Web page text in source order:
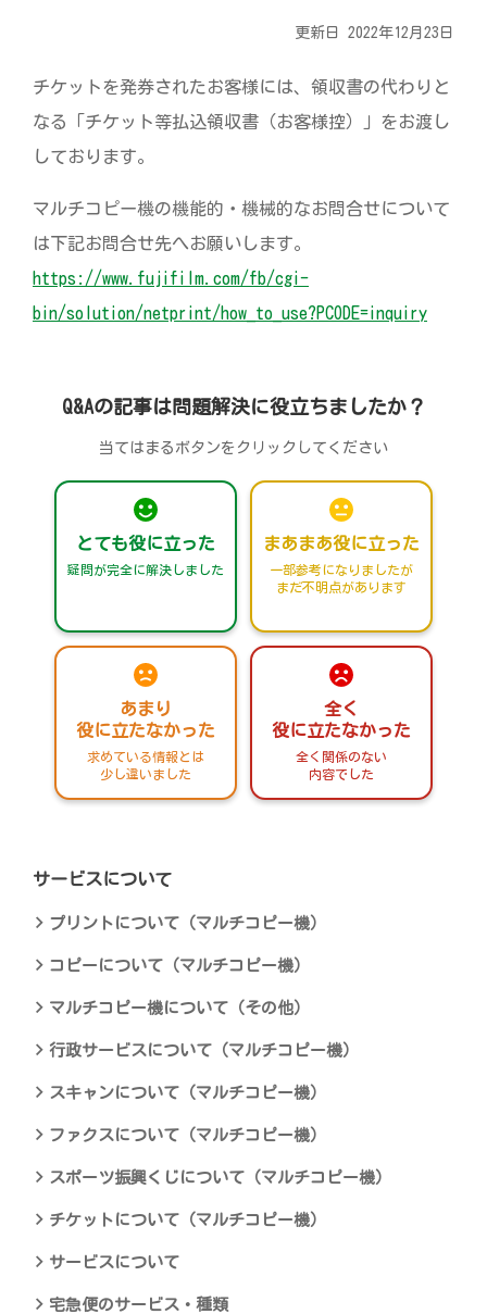
更新日 2022年12月23日
チケットを発券されたお客様には、領収書の代わりと
なる「チケット等払込領収書（お客様控）」をお渡し
しております。
マルチコピー機の機能的・機械的なお問合せについて
は下記お問合せ先へお願いします。
https://www.fujifilm.com/fb/cgi-
bin/solution/netprint/how_to_use?PCODE=inquiry
Q&Aの記事は問題解決に役立ちましたか？
当てはまるボタンをクリックしてください
とても役に立った
疑問が完全に解決しました
まあまあ役に立った
一部参考になりましたが
まだ不明点があります
あまり
役に立たなかった
求めている情報とは
少し違いました
全く
役に立たなかった
全く関係のない
内容でした
サービスについて
プリントについて（マルチコピー機）
コピーについて（マルチコピー機）
マルチコピー機について（その他）
行政サービスについて（マルチコピー機）
スキャンについて（マルチコピー機）
ファクスについて（マルチコピー機）
スポーツ振興くじについて（マルチコピー機）
チケットについて（マルチコピー機）
サービスについて
宅急便のサービス・種類